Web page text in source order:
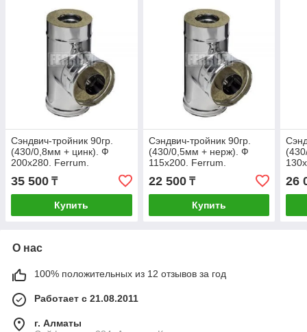
Сэндвич-тройник 90гр.
(430/0,8мм + цинк). Ф
200х280. Ferrum.
35 500 ₸
Купить
Сэндвич-тройник 90гр.
(430/0,5мм + нерж). Ф
115х200. Ferrum.
22 500₸
Купить
26
О нас
100% положительных из 12 отзывов за год
Работает с 21.08.2011
г. Алматы